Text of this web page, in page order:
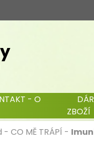
- O
ZBOŽÍ
- CO MĚ TRÁPÍ -